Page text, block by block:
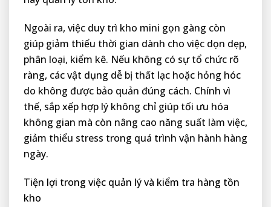
Ngoài ra, việc duy trì kho mini gọn gàng còn
giúp giảm thiểu thời gian dành cho việc dọn dẹp,
phân loại, kiểm kê. Nếu không có sự tổ chức rõ
ràng, các vật dụng dễ bị thất lạc hoặc hỏng hóc
do không được bảo quản đúng cách. Chính vì
thế, sắp xếp hợp lý không chỉ giúp tối ưu hóa
không gian mà còn nâng cao năng suất làm việc,
giảm thiểu stress trong quá trình vận hành hàng
ngày.
Tiện lợi trong việc quản lý và kiểm tra hàng tồn
kho